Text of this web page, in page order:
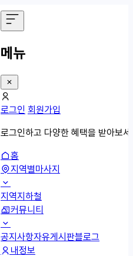
메뉴
로그인 회원가입
로그인하고 다양한 혜택을 받아보
홈
지역별마사지
지역지하철
커뮤니티
공지사항자유게시판블로그
내정보